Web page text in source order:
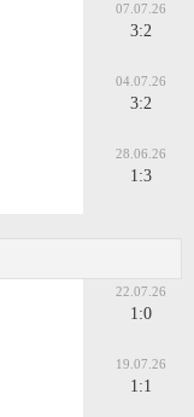
07.07.26
3:2
04.07.26
3:2
28.06.26
1:3
22.07.26
1:0
19.07.26
1:1